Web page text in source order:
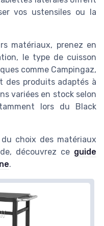
vos ustensiles ou la
matériaux, prenez en
le type de cuisson
comme Campingaz,
des produits adaptés à
variées en stock selon
lors du Black
choix des matériaux
découvrez ce guide
.